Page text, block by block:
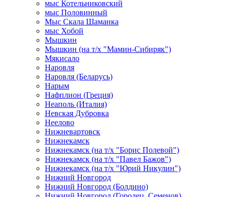
мыс Котельниковский
мыс Половинный
Мыс Скала Шаманка
мыс Хобой
Мышкин
Мышкин (на т/х "Мамин-Сибиряк")
Мякисало
Наровля
Наровля (Беларусь)
Нарым
Нафплион (Греция)
Неаполь (Италия)
Невская Дубровка
Неелово
Нижневартовск
Нижнекамск
Нижнекамск (на т/х "Борис Полевой")
Нижнекамск (на т/х "Павел Бажов")
Нижнекамск (на т/х "Юрий Никулин")
Нижний Новгород
Нижний Новгород (Болдино)